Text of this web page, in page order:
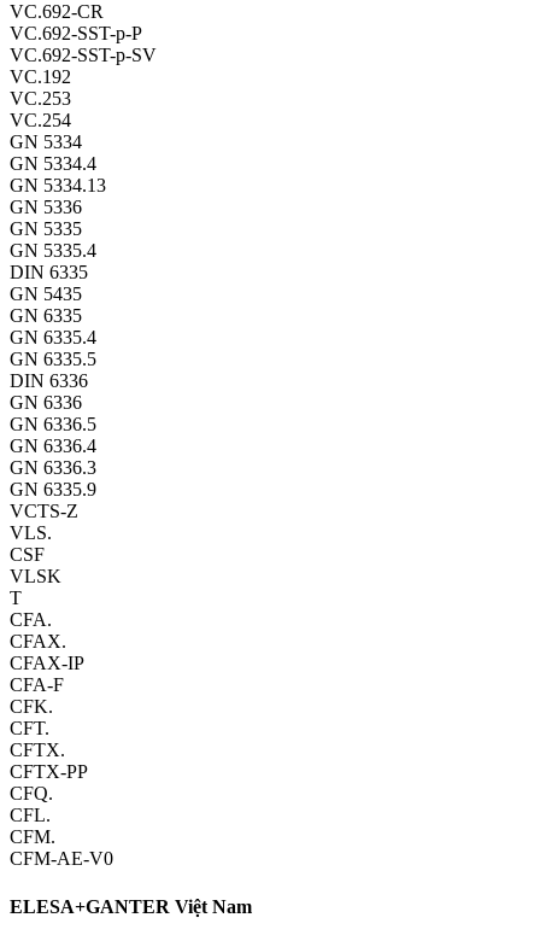
VC.692-CR
VC.692-SST-p-P
VC.692-SST-p-SV
VC.192
VC.253
VC.254
GN 5334
GN 5334.4
GN 5334.13
GN 5336
GN 5335
GN 5335.4
DIN 6335
GN 5435
GN 6335
GN 6335.4
GN 6335.5
DIN 6336
GN 6336
GN 6336.5
GN 6336.4
GN 6336.3
GN 6335.9
VCTS-Z
VLS.
CSF
VLSK
T
CFA.
CFAX.
CFAX-IP
CFA-F
CFK.
CFT.
CFTX.
CFTX-PP
CFQ.
CFL.
CFM.
CFM-AE-V0
ELESA+GANTER Việt Nam